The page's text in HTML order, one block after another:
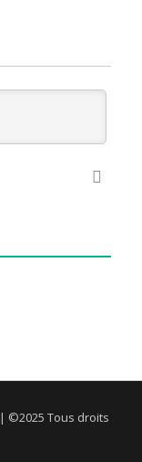
| ©2025 Tous droits